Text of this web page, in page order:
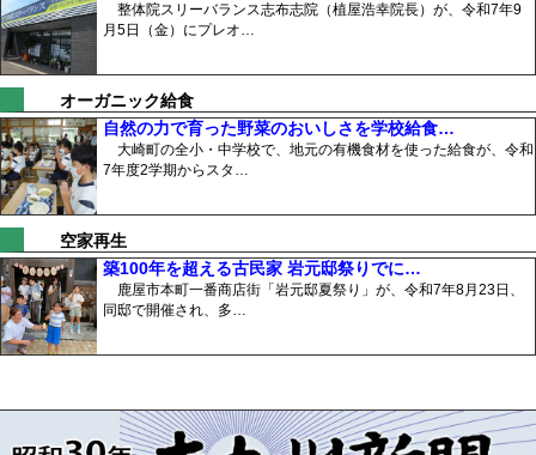
整体院スリーバランス志布志院（植屋浩幸院長）が、令和7年9
月5日（金）にプレオ…
オーガニック給食
自然の力で育った野菜のおいしさを学校給食…
大崎町の全小・中学校で、地元の有機食材を使った給食が、令和
7年度2学期からスタ…
空家再生
築100年を超える古民家 岩元邸祭りでに…
鹿屋市本町一番商店街「岩元邸夏祭り」が、令和7年8月23日、
同邸で開催され、多…